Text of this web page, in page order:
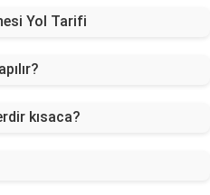
Yol Tarifi
kısaca?